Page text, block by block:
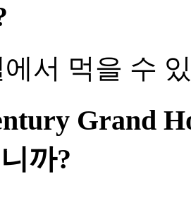
서 먹을 수
Grand
까?